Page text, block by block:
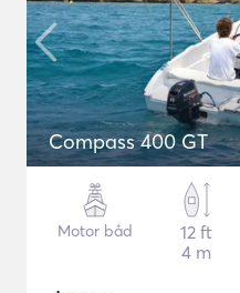
Compass 400 GT
Motor båd
12 ft
4 m